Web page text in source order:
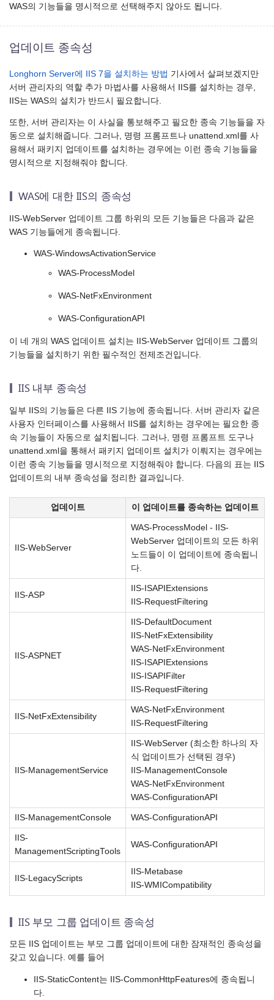
WAS의 기능들을 명시적으로 선택해주지 않아도 됩니다.
업데이트 종속성
Longhorn Server에 IIS 7을 설치하는 방법 기사에서 살펴보겠지만
서버 관리자의 역할 추가 마법사를 사용해서 IIS를 설치하는 경우,
IIS는 WAS의 설치가 반드시 필요합니다.
또한, 서버 관리자는 이 사실을 통보해주고 필요한 종속 기능들을 자
동으로 설치해줍니다. 그러나, 명령 프롬프트나 unattend.xml를 사
용해서 패키지 업데이트를 설치하는 경우에는 이런 종속 기능들을
명시적으로 지정해줘야 합니다.
WAS에 대한 IIS의 종속성
IIS-WebServer 업데이트 그룹 하위의 모든 기능들은 다음과 같은
WAS 기능들에게 종속됩니다.
WAS-WindowsActivationService
WAS-ProcessModel
WAS-NetFxEnvironment
WAS-ConfigurationAPI
이 네 개의 WAS 업데이트 설치는 IIS-WebServer 업데이트 그룹의
기능들을 설치하기 위한 필수적인 전제조건입니다.
IIS 내부 종속성
일부 IIS의 기능들은 다른 IIS 기능에 종속됩니다. 서버 관리자 같은
사용자 인터페이스를 사용해서 IIS를 설치하는 경우에는 필요한 종
속 기능들이 자동으로 설치됩니다. 그러나, 명령 프롬프트 도구나
unattend.xml을 통해서 패키지 업데이트 설치가 이뤄지는 경우에는
이런 종속 기능들을 명시적으로 지정해줘야 합니다. 다음의 표는 IIS
업데이트의 내부 종속성을 정리한 결과입니다.
업데이트 이 업데이트를 종속하는 업데이트
IIS-WebServer
WAS-ProcessModel - IIS-
WebServer 업데이트의 모든 하위
노드들이 이 업데이트에 종속됩니
다.
IIS-ASP
IIS-ISAPIExtensions
IIS-RequestFiltering
IIS-ASPNET
IIS-DefaultDocument
IIS-NetFxExtensibility
WAS-NetFxEnvironment
IIS-ISAPIExtensions
IIS-ISAPIFilter
IIS-RequestFiltering
IIS-NetFxExtensibility
WAS-NetFxEnvironment
IIS-RequestFiltering
IIS-ManagementService
IIS-WebServer (최소한 하나의 자
식 업데이트가 선택된 경우)
IIS-ManagementConsole
WAS-NetFxEnvironment
WAS-ConfigurationAPI
IIS-ManagementConsole WAS-ConfigurationAPI
IIS-
ManagementScriptingTools
WAS-ConfigurationAPI
IIS-LegacyScripts
IIS-Metabase
IIS-WMICompatibility
IIS 부모 그룹 업데이트 종속성
모든 IIS 업데이트는 부모 그룹 업데이트에 대한 잠재적인 종속성을
갖고 있습니다. 예를 들어
IIS-StaticContent는 IIS-CommonHttpFeatures에 종속됩니
다.